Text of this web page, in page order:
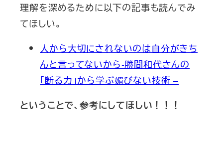
理解を深めるために以下の記事も読んでみ
てほしい。
人から大切にされないのは自分がきち
んと言ってないから-勝間和代さんの
「断る力」から学ぶ媚びない技術 –
ということで、参考にしてほしい！！！